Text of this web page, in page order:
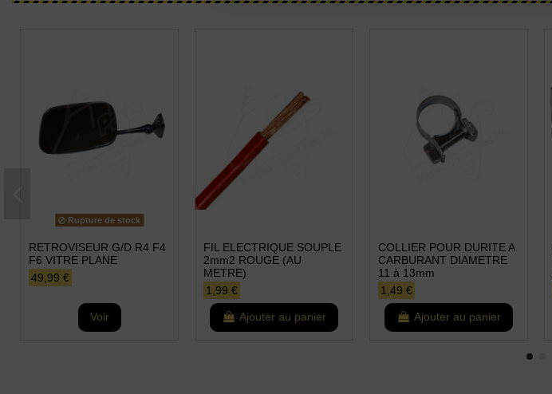
Rupture de stock
RETROVISEUR G/D R4 F4
F6 VITRE PLANE
49,99 €
Voir
FIL ELECTRIQUE SOUPLE
2mm2 ROUGE (AU
METRE)
1,99 €
Ajouter au panier
COLLIER POUR DURITE A
CARBURANT DIAMETRE
11 à 13mm
1,49 €
Ajouter au panier